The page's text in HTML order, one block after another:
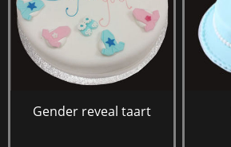
Gender reveal taart